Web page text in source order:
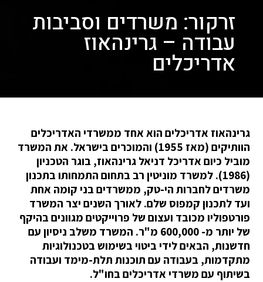
זרקור: משרדים וסביבות
עבודה – גרינהאוז
אדריכלים
גרינהאוז אדריכלים הוא אחד ממשרדי האדריכלים
הוותיקים (מאז 1955) והמוכרים בישראל. את המשרד
מוביל כיום אדריכל דניאל גרינהאוז, בוגר הטכניון
(1986). למשרד מוניטין רב בתחום התמחותו בתכנון
משרדים לחברות הי-טק, ממשרדים בני קומה אחת
ועד לתכנון קמפוס שלם. לאורך השנים יצר המשרד
פורטפוליו מכובד ועצום של פרוייקטים מגוונים בהיקף
של יותר מ- 600,000 מ"ר. המשרד משלב ניסיון עם
חדשנות, הבאים לידי ביטוי בשימוש בטכנולוגיות
מתקדמות, בעבודה עם תוכנות תלת-מימד ועבודה
בשיתוף עם משרדי אדריכלים בחו"ל.